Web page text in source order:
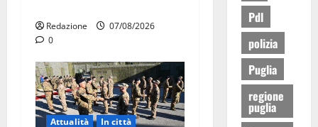
Redazione
07/08/2026
0
Attualità In città
Pdl
polizia
Puglia
regione
puglia